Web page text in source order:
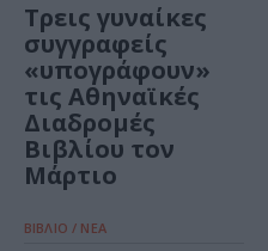
Τρεις γυναίκες
συγγραφείς
«υπογράφουν»
τις Αθηναϊκές
Διαδρομές
Βιβλίου τον
Μάρτιο
ΒΙΒΛΙΟ / ΝΕΑ